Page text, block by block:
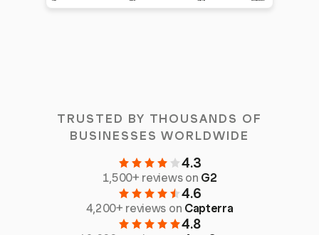
TRUSTED BY THOUSANDS OF
BUSINESSES WORLDWIDE
4.3
1,500+ reviews on G2
4.6
4,200+ reviews on Capterra
4.8